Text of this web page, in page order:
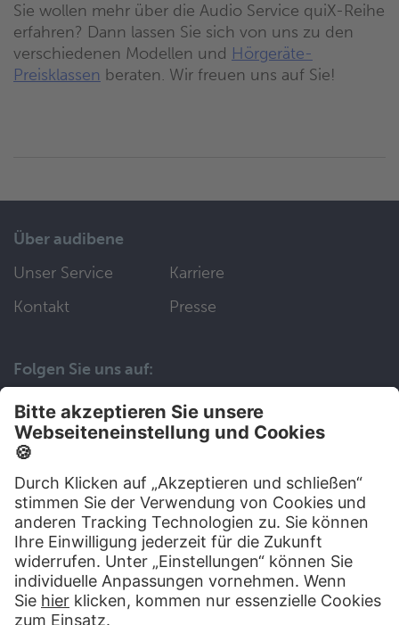
Sie wollen mehr über die Audio Service quiX-Reihe
erfahren? Dann lassen Sie sich von uns zu den
verschiedenen Modellen und Hörgeräte-
Preisklassen beraten. Wir freuen uns auf Sie!
Über audibene
Unser Service
Karriere
Kontakt
Presse
Folgen Sie uns auf:
Wir helfen Ihnen gerne weiter
030 83 79 99 97
Top Artikel
Artikel auswählen